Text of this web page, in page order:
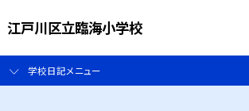
江戸川区立臨海小学校
学校日記メニュー